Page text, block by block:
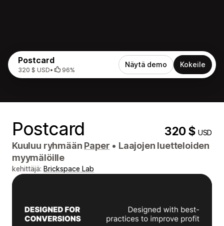
Postcard
320 $ USD• 96%
Näytä demo Kokeile
Postcard 320 $USD
Kuuluu ryhmään Paper • Laajojen luetteloiden
myymälöille
kehittäjä: Brickspace Lab